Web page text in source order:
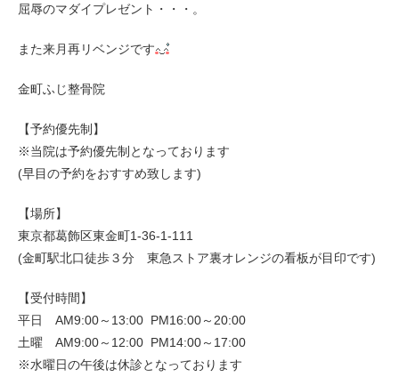
屈辱のマダイプレゼント・・・。
また来月再リベンジです
金町ふじ整骨院
【予約優先制】
※当院は予約優先制となっております
(早目の予約をおすすめ致します)
【場所】
東京都葛飾区東金町1-36-1-111
(金町駅北口徒歩３分 東急ストア裏オレンジの看板が目印です)
【受付時間】
平日 AM9:00～13:00 PM16:00～20:00
土曜 AM9:00～12:00 PM14:00～17:00
※水曜日の午後は休診となっております